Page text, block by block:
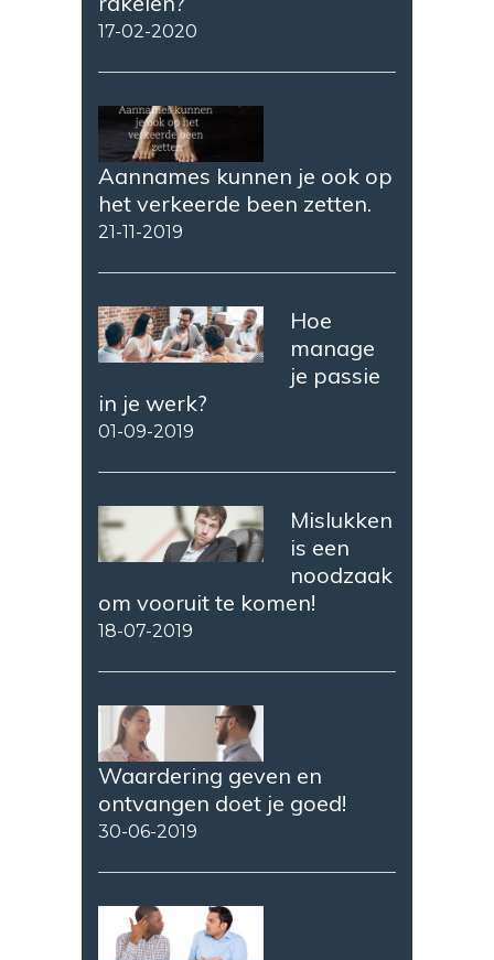
17-02-2020
Aannames kunnen je ook op
het verkeerde been zetten.
21-11-2019
Hoe
manage
je passie
in je werk?
01-09-2019
Mislukken
is een
noodzaak
om vooruit te komen!
18-07-2019
Waardering geven en
ontvangen doet je goed!
30-06-2019